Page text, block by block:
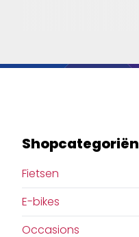
Shopcategoriën
Fietsen
E-bikes
Occasions